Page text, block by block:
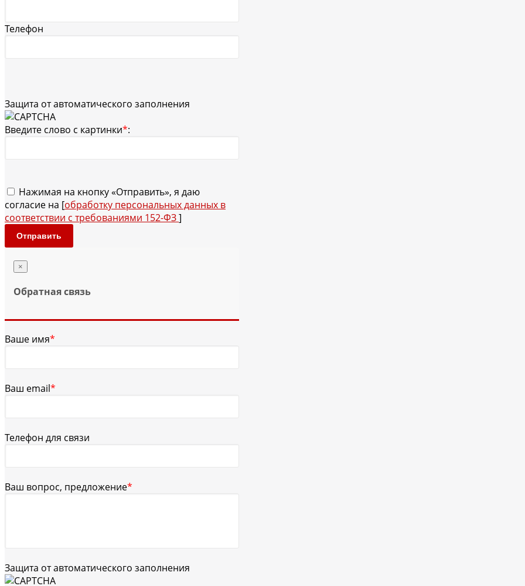
Телефон
Защита от автоматического заполнения
Введите слово с картинки*:
Нажимая на кнопку «Отправить», я даю
согласие на [обработку персональных данных в
соответствии с требованиями 152-ФЗ]
Отправить
×
Обратная связь
Ваше имя*
Ваш email*
Телефон для связи
Ваш вопрос, предложение*
Защита от автоматического заполнения